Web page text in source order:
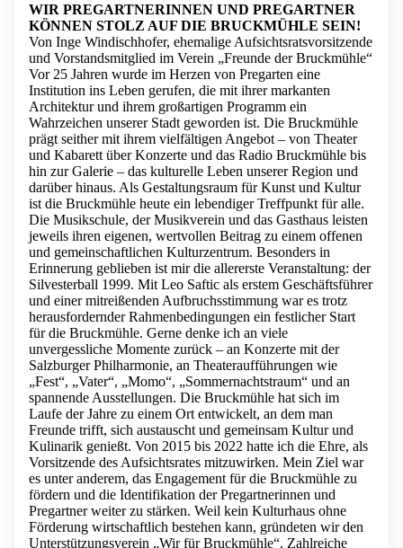
WIR PREGARTNERINNEN UND PREGARTNER
KÖNNEN STOLZ AUF DIE BRUCKMÜHLE SEIN!
Von Inge Windischhofer, ehemalige Aufsichtsratsvorsitzende
und Vorstandsmitglied im Verein „Freunde der Bruckmühle“
Vor 25 Jahren wurde im Herzen von Pregarten eine
Institution ins Leben gerufen, die mit ihrer markanten
Architektur und ihrem großartigen Programm ein
Wahrzeichen unserer Stadt geworden ist. Die Bruckmühle
prägt seither mit ihrem vielfältigen Angebot – von Theater
und Kabarett über Konzerte und das Radio Bruckmühle bis
hin zur Galerie – das kulturelle Leben unserer Region und
darüber hinaus. Als Gestaltungsraum für Kunst und Kultur
ist die Bruckmühle heute ein lebendiger Treffpunkt für alle.
Die Musikschule, der Musikverein und das Gasthaus leisten
jeweils ihren eigenen, wertvollen Beitrag zu einem offenen
und gemeinschaftlichen Kulturzentrum. Besonders in
Erinnerung geblieben ist mir die allererste Veranstaltung: der
Silvesterball 1999. Mit Leo Saftic als erstem Geschäftsführer
und einer mitreißenden Aufbruchsstimmung war es trotz
herausfordernder Rahmenbedingungen ein festlicher Start
für die Bruckmühle. Gerne denke ich an viele
unvergessliche Momente zurück – an Konzerte mit der
Salzburger Philharmonie, an Theateraufführungen wie
„Fest“, „Vater“, „Momo“, „Sommernachtstraum“ und an
spannende Ausstellungen. Die Bruckmühle hat sich im
Laufe der Jahre zu einem Ort entwickelt, an dem man
Freunde trifft, sich austauscht und gemeinsam Kultur und
Kulinarik genießt. Von 2015 bis 2022 hatte ich die Ehre, als
Vorsitzende des Aufsichtsrates mitzuwirken. Mein Ziel war
es unter anderem, das Engagement für die Bruckmühle zu
fördern und die Identifikation der Pregartnerinnen und
Pregartner weiter zu stärken. Weil kein Kulturhaus ohne
Förderung wirtschaftlich bestehen kann, gründeten wir den
Unterstützungsverein „Wir für Bruckmühle“. Zahlreiche